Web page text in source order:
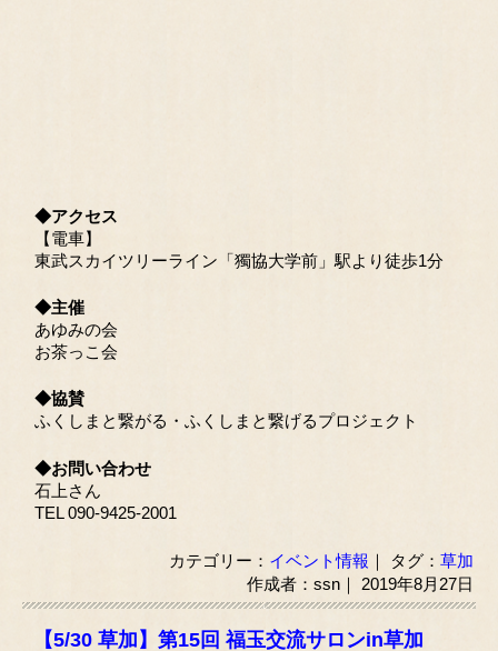
◆アクセス
【電車】
東武スカイツリーライン「獨協大学前」駅より徒歩1分
◆主催
あゆみの会
お茶っこ会
◆協賛
ふくしまと繋がる・ふくしまと繋げるプロジェクト
◆お問い合わせ
石上さん
TEL 090-9425-2001
カテゴリー： イベント情報 ｜ タグ：草加
作成者：ssn｜ 2019年8月27日
【5/30 草加】第15回 福玉交流サロンin草加